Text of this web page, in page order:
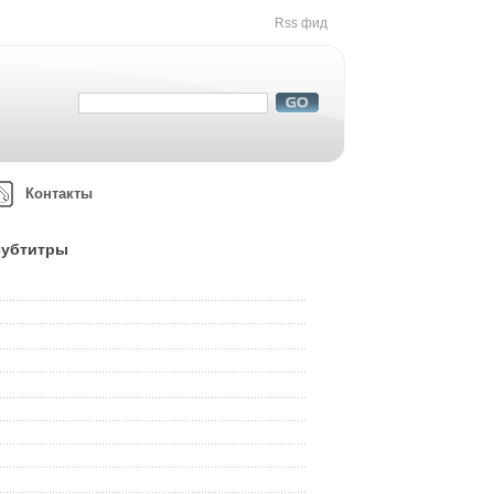
Rss фид
Контакты